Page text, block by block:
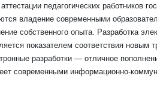
педагогических
владение современными
собственного опыта. Разработка
показателем соответствия новым
разработки — отличное
современными информационно-